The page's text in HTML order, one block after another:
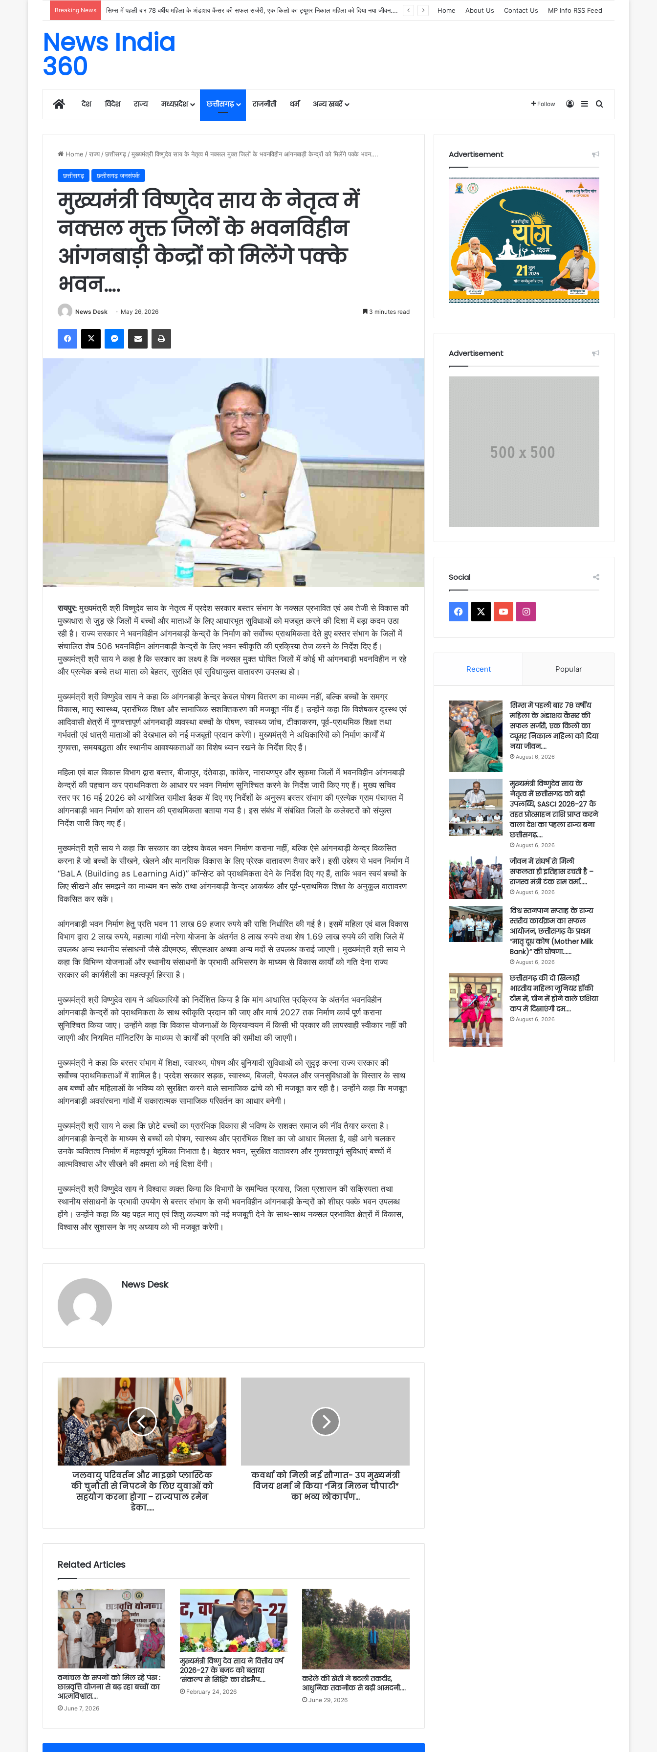
Breaking News मुख्यमंत्री विष्णुदेव साय के नेतृत्व में छत्तीसगढ़ को बड़ी उपलब्धि, SASCI 2026-27 के तहत प्रोत्साहन राशि प्राप्त करने वाला देश का पहला राज्य बना छत्तीसगढ़…. Home About Us Contact Us MP Info RSS Feed
News India
360
Homeदेश विदेश राज्य मध्यप्रदेश छत्तीसगढ़ राजनीती धर्म अन्य खबरें Follow Log InSidebarSearch for
Home /राज्य /छत्तीसगढ़ /मुख्यमंत्री विष्णुदेव साय के नेतृत्व में नक्सल मुक्त जिलों के भवनविहीन आंगनबाड़ी केन्द्रों को मिलेंगे पक्के भवन….
छत्तीसगढ़ छत्तीसगढ़ जनसंपर्क
मुख्यमंत्री विष्णुदेव साय के नेतृत्व में
नक्सल मुक्त जिलों के भवनविहीन
आंगनबाड़ी केन्द्रों को मिलेंगे पक्के
भवन….
News Desk May 26, 2026 3 minutes read
Facebook
X Messenger
Share via Email Print
रायपुर:मुख्यमंत्री श्री विष्णुदेव साय के नेतृत्व में प्रदेश सरकार बस्तर संभाग के नक्सल प्रभावित एवं अब तेजी से विकास की
मुख्यधारा से जुड़ रहे जिलों में बच्चों और माताओं के लिए आधारभूत सुविधाओं को मजबूत करने की दिशा में बड़ा कदम उठा
रही है। राज्य सरकार ने भवनविहीन आंगनबाड़ी केन्द्रों के निर्माण को सर्वोच्च प्राथमिकता देते हुए बस्तर संभाग के जिलों में
संचालित शेष 506 भवनविहीन आंगनबाड़ी केन्द्रों के लिए भवन स्वीकृति की प्रक्रिया तेज करने के निर्देश दिए हैं।
मुख्यमंत्री श्री साय ने कहा है कि सरकार का लक्ष्य है कि नक्सल मुक्त घोषित जिलों में कोई भी आंगनबाड़ी भवनविहीन न रहे
और प्रत्येक बच्चे तथा माता को बेहतर, सुरक्षित एवं सुविधायुक्त वातावरण उपलब्ध हो।
मुख्यमंत्री श्री विष्णुदेव साय ने कहा कि आंगनबाड़ी केन्द्र केवल पोषण वितरण का माध्यम नहीं, बल्कि बच्चों के समग्र
विकास, मातृ स्वास्थ्य, प्रारंभिक शिक्षा और सामाजिक सशक्तिकरण की मजबूत नींव हैं। उन्होंने कहा कि विशेषकर दूरस्थ एवं
आदिवासी क्षेत्रों में गुणवत्तापूर्ण आंगनबाड़ी व्यवस्था बच्चों के पोषण, स्वास्थ्य जांच, टीकाकरण, पूर्व-प्राथमिक शिक्षा तथा
गर्भवती एवं धात्री माताओं की देखभाल को नई मजबूती प्रदान करेगी। मुख्यमंत्री ने अधिकारियों को निर्माण कार्यों में
गुणवत्ता, समयबद्धता और स्थानीय आवश्यकताओं का विशेष ध्यान रखने के निर्देश दिए हैं।
महिला एवं बाल विकास विभाग द्वारा बस्तर, बीजापुर, दंतेवाड़ा, कांकेर, नारायणपुर और सुकमा जिलों में भवनविहीन आंगनबाड़ी
केन्द्रों की पहचान कर प्राथमिकता के आधार पर भवन निर्माण सुनिश्चित करने के निर्देश जारी किए गए हैं। मुख्य सचिव
स्तर पर 16 मई 2026 को आयोजित समीक्षा बैठक में दिए गए निर्देशों के अनुरूप बस्तर संभाग की प्रत्येक ग्राम पंचायत में
आंगनबाड़ी भवन निर्माण को शासन की प्राथमिकता बताया गया है। इस संबंध में संबंधित जिलों के कलेक्टरों को संयुक्त
निर्देश जारी किए गए हैं।
मुख्यमंत्री श्री साय ने कहा कि सरकार का उद्देश्य केवल भवन निर्माण कराना नहीं, बल्कि ऐसे आंगनबाड़ी केन्द्र विकसित
करना है जो बच्चों के सीखने, खेलने और मानसिक विकास के लिए प्रेरक वातावरण तैयार करें। इसी उद्देश्य से भवन निर्माण में
“BaLA (Building as Learning Aid)” कॉन्सेप्ट को प्राथमिकता देने के निर्देश दिए गए हैं, ताकि भवन स्वयं बच्चों के
लिए सीखने और समझने का माध्यम बन सके तथा आंगनबाड़ी केन्द्र आकर्षक और पूर्व-प्राथमिक शिक्षा के अनुकूल वातावरण
विकसित कर सकें।
आंगनबाड़ी भवन निर्माण हेतु प्रति भवन 11 लाख 69 हजार रुपये की राशि निर्धारित की गई है। इसमें महिला एवं बाल विकास
विभाग द्वारा 2 लाख रुपये, महात्मा गांधी नरेगा योजना के अंतर्गत 8 लाख रुपये तथा शेष 1.69 लाख रुपये की राशि जिले में
उपलब्ध अन्य स्थानीय संसाधनों जैसे डीएमएफ, सीएसआर अथवा अन्य मदों से उपलब्ध कराई जाएगी। मुख्यमंत्री श्री साय ने
कहा कि विभिन्न योजनाओं और स्थानीय संसाधनों के प्रभावी अभिसरण के माध्यम से विकास कार्यों को गति देना राज्य
सरकार की कार्यशैली का महत्वपूर्ण हिस्सा है।
मुख्यमंत्री श्री विष्णुदेव साय ने अधिकारियों को निर्देशित किया है कि मांग आधारित प्रक्रिया के अंतर्गत भवनविहीन
आंगनबाड़ी केन्द्रों को प्राथमिकता के साथ स्वीकृति प्रदान की जाए और मार्च 2027 तक निर्माण कार्य पूर्ण कराना
सुनिश्चित किया जाए। उन्होंने कहा कि विकास योजनाओं के क्रियान्वयन में किसी भी प्रकार की लापरवाही स्वीकार नहीं की
जाएगी और नियमित मॉनिटरिंग के माध्यम से कार्यों की प्रगति की समीक्षा की जाएगी।
मुख्यमंत्री ने कहा कि बस्तर संभाग में शिक्षा, स्वास्थ्य, पोषण और बुनियादी सुविधाओं को सुदृढ़ करना राज्य सरकार की
सर्वोच्च प्राथमिकताओं में शामिल है। प्रदेश सरकार सड़क, स्वास्थ्य, बिजली, पेयजल और जनसुविधाओं के विस्तार के साथ
अब बच्चों और महिलाओं के भविष्य को सुरक्षित करने वाले सामाजिक ढांचे को भी मजबूत कर रही है। उन्होंने कहा कि मजबूत
आंगनबाड़ी अवसंरचना गांवों में सकारात्मक सामाजिक परिवर्तन का आधार बनेगी।
मुख्यमंत्री श्री साय ने कहा कि छोटे बच्चों का प्रारंभिक विकास ही भविष्य के सशक्त समाज की नींव तैयार करता है।
आंगनबाड़ी केन्द्रों के माध्यम से बच्चों को पोषण, स्वास्थ्य और प्रारंभिक शिक्षा का जो आधार मिलता है, वही आगे चलकर
उनके व्यक्तित्व निर्माण में महत्वपूर्ण भूमिका निभाता है। बेहतर भवन, सुरक्षित वातावरण और गुणवत्तापूर्ण सुविधाएं बच्चों में
आत्मविश्वास और सीखने की क्षमता को नई दिशा देंगी।
मुख्यमंत्री श्री विष्णुदेव साय ने विश्वास व्यक्त किया कि विभागों के समन्वित प्रयास, जिला प्रशासन की सक्रियता तथा
स्थानीय संसाधनों के प्रभावी उपयोग से बस्तर संभाग के सभी भवनविहीन आंगनबाड़ी केन्द्रों को शीघ्र पक्के भवन उपलब्ध
होंगे। उन्होंने कहा कि यह पहल मातृ एवं शिशु कल्याण को नई मजबूती देने के साथ-साथ नक्सल प्रभावित क्षेत्रों में विकास,
विश्वास और सुशासन के नए अध्याय को भी मजबूत करेगी।
News Desk
जलवायु परिवर्तन और माइक्रो प्लास्टिक
की चुनौती से निपटने के लिए युवाओं को
सहयोग करना होगा – राज्यपाल रमेन
डेका…..
कवर्धा को मिली नई सौगात- उप मुख्यमंत्री
विजय शर्मा ने किया “मित्र मिलन चौपाटी”
का भव्य लोकार्पण…
Related Articles
वनांचल के सपनों को मिल रहे पंख :
छात्रवृत्ति योजना से बढ़ रहा बच्चों का
आत्मविश्वास….
June 7, 2026
मुख्यमंत्री विष्णु देव साय ने वित्तीय वर्ष
2026-27 के बजट को बताया
‘संकल्प से सिद्धि’ का रोडमैप….
February 24, 2026
करेले की खेती ने बदली तकदीर,
आधुनिक तकनीक से बढ़ी आमदनी….
June 29, 2026
Advertisement
Advertisement
Social
Facebook YouTubeInstagram
Recent Popular
सिम्स में पहली बार 78 वर्षीय
महिला के अंडाशय कैंसर की
सफल सर्जरी, एक किलो का
ट्यूमर निकाल महिला को दिया
नया जीवन….
August 6, 2026
मुख्यमंत्री विष्णुदेव साय के
नेतृत्व में छत्तीसगढ़ को बड़ी
उपलब्धि, SASCI 2026-27 के
तहत प्रोत्साहन राशि प्राप्त करने
वाला देश का पहला राज्य बना
छत्तीसगढ़….
August 6, 2026
जीवन में संघर्ष से मिली
सफलता ही इतिहास रचती है –
राजस्व मंत्री टंक राम वर्मा…..
August 6, 2026
विश्व स्तनपान सप्ताह के राज्य
स्तरीय कार्यक्रम का सफल
आयोजन, छत्तीसगढ़ के प्रथम
“मातृ दूध कोष (Mother Milk
Bank)” की घोषणा……
August 6, 2026
छत्तीसगढ़ की दो खिलाड़ी
भारतीय महिला जूनियर हॉकी
टीम में, चीन में होने वाले एशिया
कप में दिखाएंगी दम….
August 6, 2026